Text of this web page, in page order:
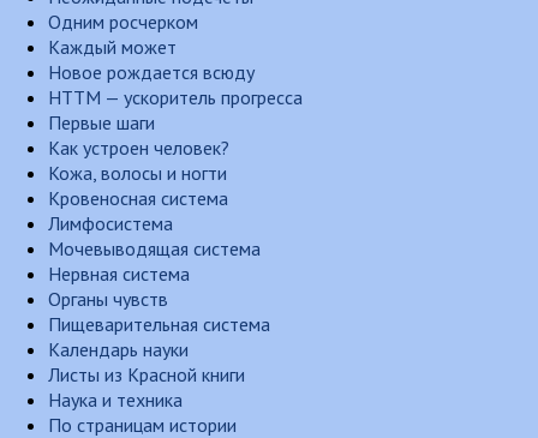
Одним росчерком
Каждый может
Новое рождается всюду
НТТМ — ускоритель прогресса
Первые шаги
Как устроен человек?
Кожа, волосы и ногти
Кровеносная система
Лимфосистема
Мочевыводящая система
Нервная система
Органы чувств
Пищеварительная система
Календарь науки
Листы из Красной книги
Наука и техника
По страницам истории